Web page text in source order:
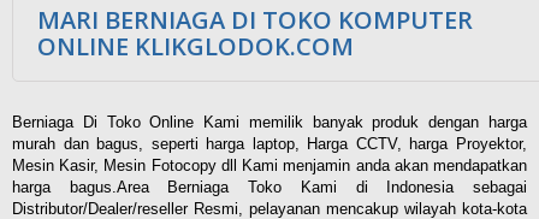
MARI BERNIAGA DI TOKO KOMPUTER
ONLINE KLIKGLODOK.COM
Berniaga Di Toko Online Kami memilik banyak produk dengan harga
murah dan bagus, seperti harga laptop, Harga CCTV, harga Proyektor,
Mesin Kasir, Mesin Fotocopy dll Kami menjamin anda akan mendapatkan
harga bagus.Area Berniaga Toko Kami di Indonesia sebagai
Distributor/Dealer/reseller Resmi, pelayanan mencakup wilayah kota-kota